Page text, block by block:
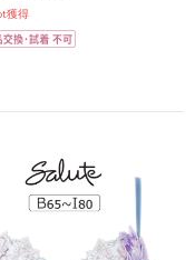
獲得